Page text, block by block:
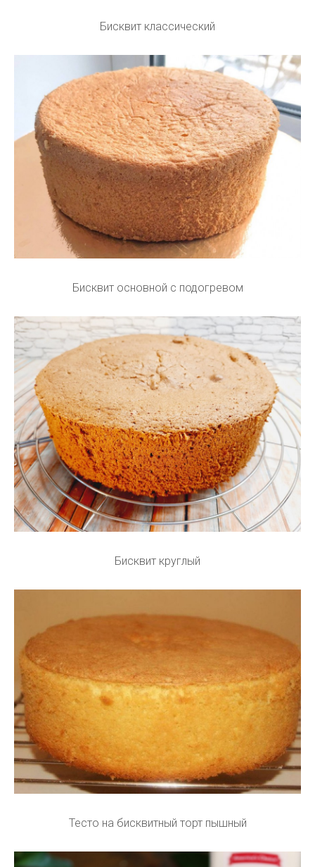
Бисквит классический
Бисквит основной с подогревом
Бисквит круглый
Тесто на бисквитный торт пышный